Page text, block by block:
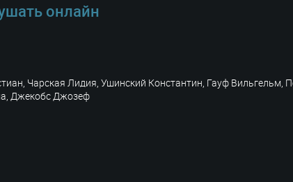
онлайн
Чарская Лидия, Ушинский Константин, Гауф Вильгельм,
Джекобс Джозеф